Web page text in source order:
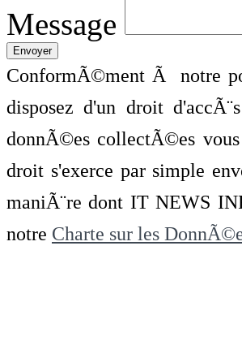
Message
ConformÃ©ment Ã notre
disposez d'un droit
donnÃ©es collectÃ©es
droit s'exerce par simple
maniÃ¨re dont IT NEWS
notre Charte sur les